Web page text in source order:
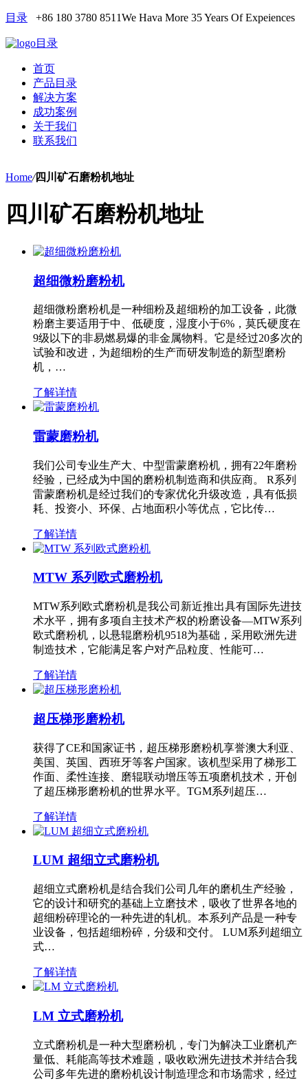
目录 +86 180 3780 8511We Hava More 35 Years Of Expeiences
目录
首页
产品目录
解决方案
成功案例
关于我们
联系我们
Home/四川矿石磨粉机地址
四川矿石磨粉机地址
超细微粉磨粉机
超细微粉磨粉机是一种细粉及超细粉的加工设备，此微
粉磨主要适用于中、低硬度，湿度小于6%，莫氏硬度在
9级以下的非易燃易爆的非金属物料。它是经过20多次的
试验和改进，为超细粉的生产而研发制造的新型磨粉
机，…
了解详情
雷蒙磨粉机
我们公司专业生产大、中型雷蒙磨粉机，拥有22年磨粉
经验，已经成为中国的磨粉机制造商和供应商。 R系列
雷蒙磨粉机是经过我们的专家优化升级改造，具有低损
耗、投资小、环保、占地面积小等优点，它比传…
了解详情
MTW 系列欧式磨粉机
MTW系列欧式磨粉机是我公司新近推出具有国际先进技
术水平，拥有多项自主技术产权的粉磨设备—MTW系列
欧式磨粉机，以悬辊磨粉机9518为基础，采用欧洲先进
制造技术，它能满足客户对产品粒度、性能可…
了解详情
超压梯形磨粉机
获得了CE和国家证书，超压梯形磨粉机享誉澳大利亚、
美国、英国、西班牙等客户国家。该机型采用了梯形工
作面、柔性连接、磨辊联动增压等五项磨机技术，开创
了超压梯形磨粉机的世界水平。TGM系列超压…
了解详情
LUM 超细立式磨粉机
超细立式磨粉机是结合我们公司几年的磨机生产经验，
它的设计和研究的基础上立磨技术，吸收了世界各地的
超细粉碎理论的一种先进的轧机。本系列产品是一种专
业设备，包括超细粉碎，分级和交付。 LUM系列超细立
式…
了解详情
LM 立式磨粉机
立式磨粉机是一种大型磨粉机，专门为解决工业磨机产
量低、耗能高等技术难题，吸收欧洲先进技术并结合我
公司多年先进的磨粉机设计制造理念和市场需求，经过